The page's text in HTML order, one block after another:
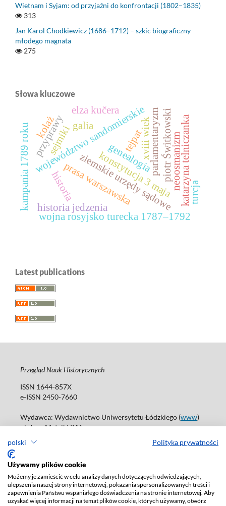
polski Polityka prywatności
Używamy plików cookie
Możemy je zamieścić w celu analizy danych dotyczących odwiedzających,
ulepszenia naszej strony internetowej, pokazania spersonalizowanych treści i
zapewnienia Państwu wspaniałego doświadczenia na stronie internetowej. Aby
uzyskać więcej informacji na temat plików cookie, których używamy, otwórz
Wietnam i Syjam: od przyjaźni do konfrontacji (1802–1835)
313
Jan Karol Chodkiewicz (1686–1712) – szkic biograficzny
młodego magnata
275
Słowa kluczowe
województwo sandomierskie
ziemskie urzędy sądowe
sejmiki parlamentaryzm
wojna rosyjsko turecka 1787–1792
kampania 1789 roku piotr Świtkowski
prasa warszawska
xviii wiek katarzyna telniczanka
genealogia
historia
historia jedzenia
galia
przyprawy tejpat
kolaż
turcja
neoosmanizm
elza kučera
konstytucja 3 maja
Latest publications
Przegląd Nauk Historycznych
ISSN 1644-857X
e-ISSN 2450-7660
Wydawca: Wydawnictwo Uniwersytetu Łódzkiego (www)
ul. Jana Matejki 34A
Tel.: 42 235 01 65, fax: 42 66 55 86
Deklaracja dostępności